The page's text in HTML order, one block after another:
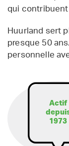
qui contribuent
Huurland sert
presque 50
personnelle
Actif
1973